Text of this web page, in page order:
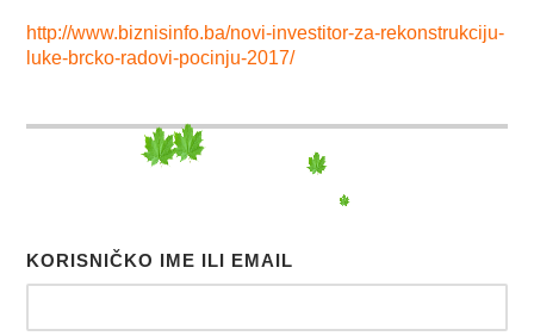
http://www.biznisinfo.ba/novi-investitor-za-rekonstrukciju-
luke-brcko-radovi-pocinju-2017/
KORISNIČKO IME ILI EMAIL